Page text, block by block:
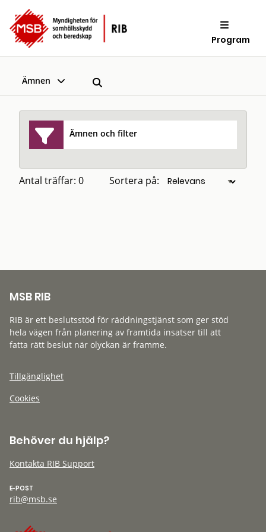
Program
Ämnen
Ämnen och filter
Antal träffar: 0 Sortera på:
MSB RIB
RIB är ett beslutsstöd för räddningstjänst som ger stöd
hela vägen från planering av framtida insatser till att
fatta rätt beslut när olyckan är framme.
Tillgänglighet
Cookies
Behöver du hjälp?
Kontakta RIB Support
E-POST
rib@msb.se